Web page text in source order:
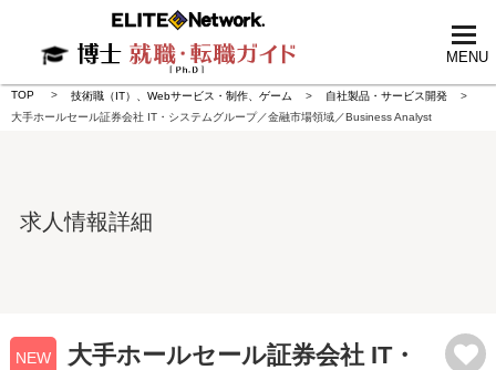
MENU
TOP 技術職（IT）、Webサービス・制作、ゲーム
自社製品・サービス開発
大手ホールセール証券会社 IT・システムグループ／金融市場領域／Business Analyst
求人情報詳細
NEW
大手ホールセール証券会社 IT・